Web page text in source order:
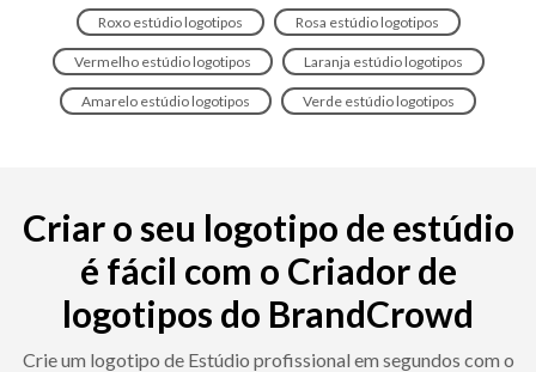
Roxo estúdio logotipos Rosa estúdio logotipos
Vermelho estúdio logotipos Laranja estúdio logotipos
Amarelo estúdio logotipos Verde estúdio logotipos
Criar o seu logotipo de estúdio
é fácil com o Criador de
logotipos do BrandCrowd
Crie um logotipo de Estúdio profissional em segundos com o